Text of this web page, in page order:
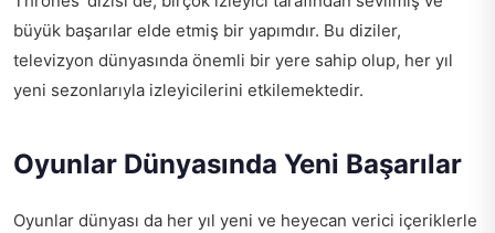
büyük başarılar elde etmiş bir yapımdır. Bu diziler,
televizyon dünyasında önemli bir yere sahip olup, her yıl
yeni sezonlarıyla izleyicilerini etkilemektedir.
Oyunlar Dünyasında Yeni Başarılar
Oyunlar dünyası da her yıl yeni ve heyecan verici içeriklerle